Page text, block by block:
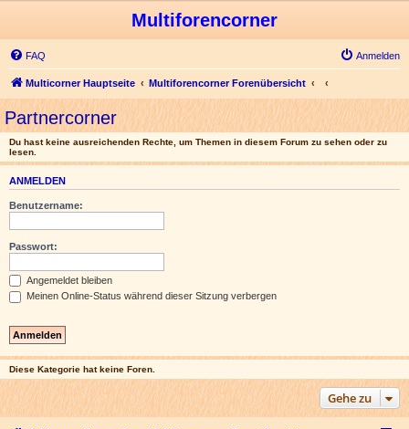
Multiforencorner
FAQ Anmelden
Multicorner Hauptseite Multiforencorner Forenübersicht
Partnercorner
Du hast keine ausreichenden Rechte, um Themen in diesem Forum zu sehen oder zu
lesen.
ANMELDEN
Benutzername:
Passwort:
Angemeldet bleiben
Meinen Online-Status während dieser Sitzung verbergen
Diese Kategorie hat keine Foren.
Gehe zu